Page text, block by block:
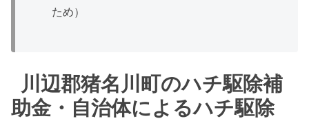
ため）
川辺郡猪名川町のハチ駆除補
助金・自治体によるハチ駆除